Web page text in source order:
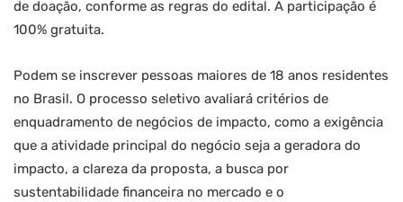
de doação, conforme as regras do edital. A participação é
100% gratuita.
Podem se inscrever pessoas maiores de 18 anos residentes
no Brasil. O processo seletivo avaliará critérios de
enquadramento de negócios de impacto, como a exigência
que a atividade principal do negócio seja a geradora do
impacto, a clareza da proposta, a busca por
sustentabilidade financeira no mercado e o